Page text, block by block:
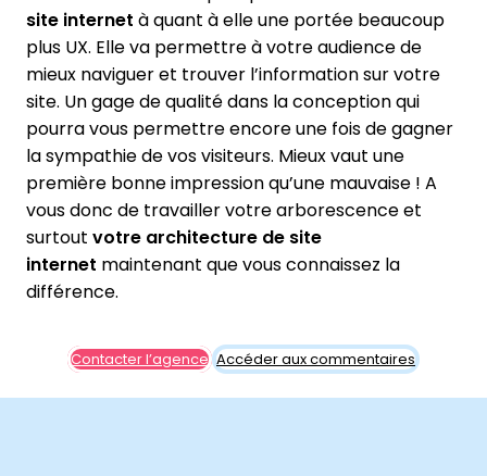
site internet à quant à elle une portée beaucoup
plus UX. Elle va permettre à votre audience de
mieux naviguer et trouver l’information sur votre
site. Un gage de qualité dans la conception qui
pourra vous permettre encore une fois de gagner
la sympathie de vos visiteurs. Mieux vaut une
première bonne impression qu’une mauvaise ! A
vous donc de travailler votre arborescence et
surtout votre architecture de site
internet maintenant que vous connaissez la
différence.
Contacter l’agence Accéder aux commentaires